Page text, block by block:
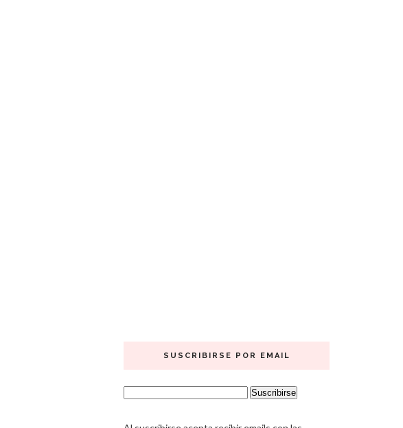
SUSCRIBIRSE POR EMAIL